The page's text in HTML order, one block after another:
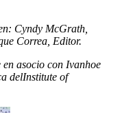
Cyndy McGrath,
Correa, Editor.
asocio con Ivanhoe
delInstitute of